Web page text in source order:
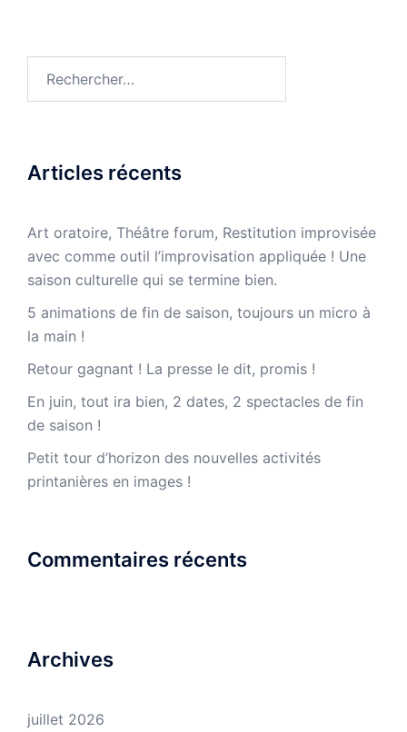
Articles récents
Art oratoire, Théâtre forum, Restitution improvisée
avec comme outil l’improvisation appliquée ! Une
saison culturelle qui se termine bien.
5 animations de fin de saison, toujours un micro à
la main !
Retour gagnant ! La presse le dit, promis !
En juin, tout ira bien, 2 dates, 2 spectacles de fin
de saison !
Petit tour d’horizon des nouvelles activités
printanières en images !
Commentaires récents
Archives
juillet 2026